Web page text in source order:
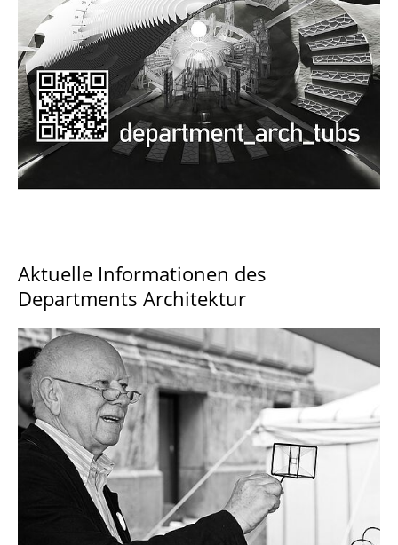
Aktuelle Informationen des
Departments Architektur